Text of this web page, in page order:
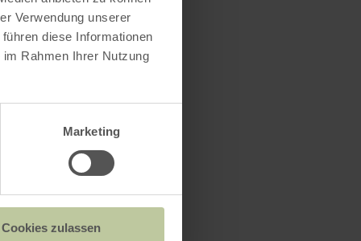
Verwendung unserer
diese Informationen
Rahmen Ihrer Nutzung
Marketing
Cookies zulassen